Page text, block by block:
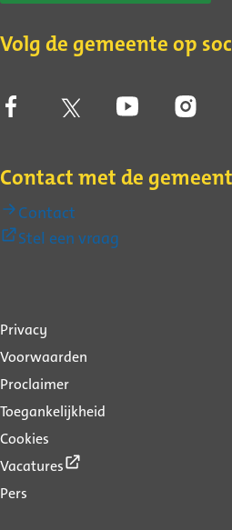
Volg de gemeente op
Contact met de
Contact
Stel een vraag
Over
deze
website
Privacy
Voorwaarden
Proclaimer
Toegankelijkheid
Cookies
Vacatures
Pers